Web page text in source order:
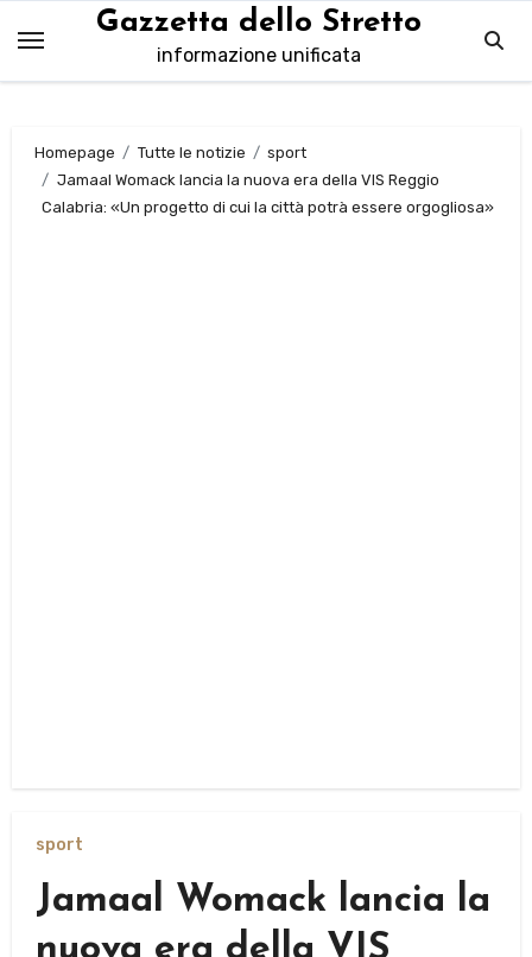
contenuto
Gazzetta dello Stretto
informazione unificata
Homepage Tutte le notizie
sport
Jamaal Womack lancia la nuova era della VIS Reggio
Calabria: «Un progetto di cui la città potrà essere orgogliosa»
sport
Jamaal Womack lancia la